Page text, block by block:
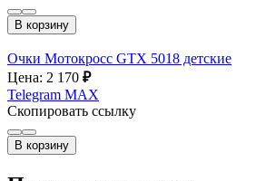
В корзину
Очки Мотокросс GTX 5018 детские
Цена: 2 170 ₽
Telegram MAX
Скопировать ссылку
В корзину